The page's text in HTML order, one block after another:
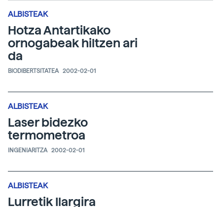
ALBISTEAK
Hotza Antartikako
ornogabeak hiltzen ari
da
BIODIBERTSITATEA 2002-02-01
ALBISTEAK
Laser bidezko
termometroa
INGENIARITZA 2002-02-01
ALBISTEAK
Lurretik Ilargira